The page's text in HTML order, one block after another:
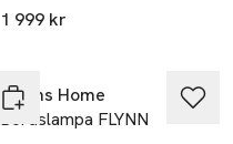
1 999 kr
Åhléns Home
Bordslampa FLYNN